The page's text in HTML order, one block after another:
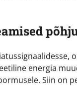
energia
Siin on